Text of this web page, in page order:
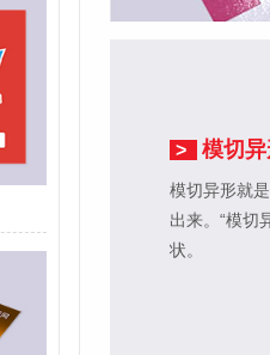
> 模切
模切异形就
出来。“模切
状。